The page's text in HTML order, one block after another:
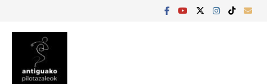
contenido